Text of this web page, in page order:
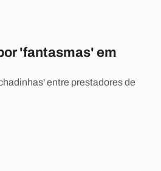
'fantasmas' em
entre prestadores de